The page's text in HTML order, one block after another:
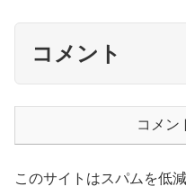
コメント
コメン
このサイトはスパムを低